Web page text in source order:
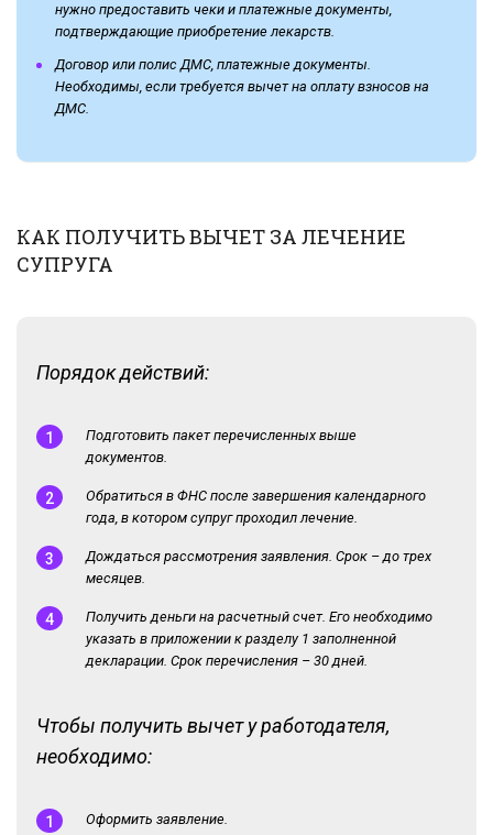
нужно предоставить чеки и платежные документы,
подтверждающие приобретение лекарств.
Договор или полис ДМС, платежные документы.
Необходимы, если требуется вычет на оплату взносов на
ДМС.
КАК ПОЛУЧИТЬ ВЫЧЕТ ЗА ЛЕЧЕНИЕ
СУПРУГА
Порядок действий:
Подготовить пакет перечисленных выше
документов.
Обратиться в ФНС после завершения календарного
года, в котором супруг проходил лечение.
Дождаться рассмотрения заявления. Срок – до трех
месяцев.
Получить деньги на расчетный счет. Его необходимо
указать в приложении к разделу 1 заполненной
декларации. Срок перечисления – 30 дней.
Чтобы получить вычет у работодателя,
необходимо:
Оформить заявление.